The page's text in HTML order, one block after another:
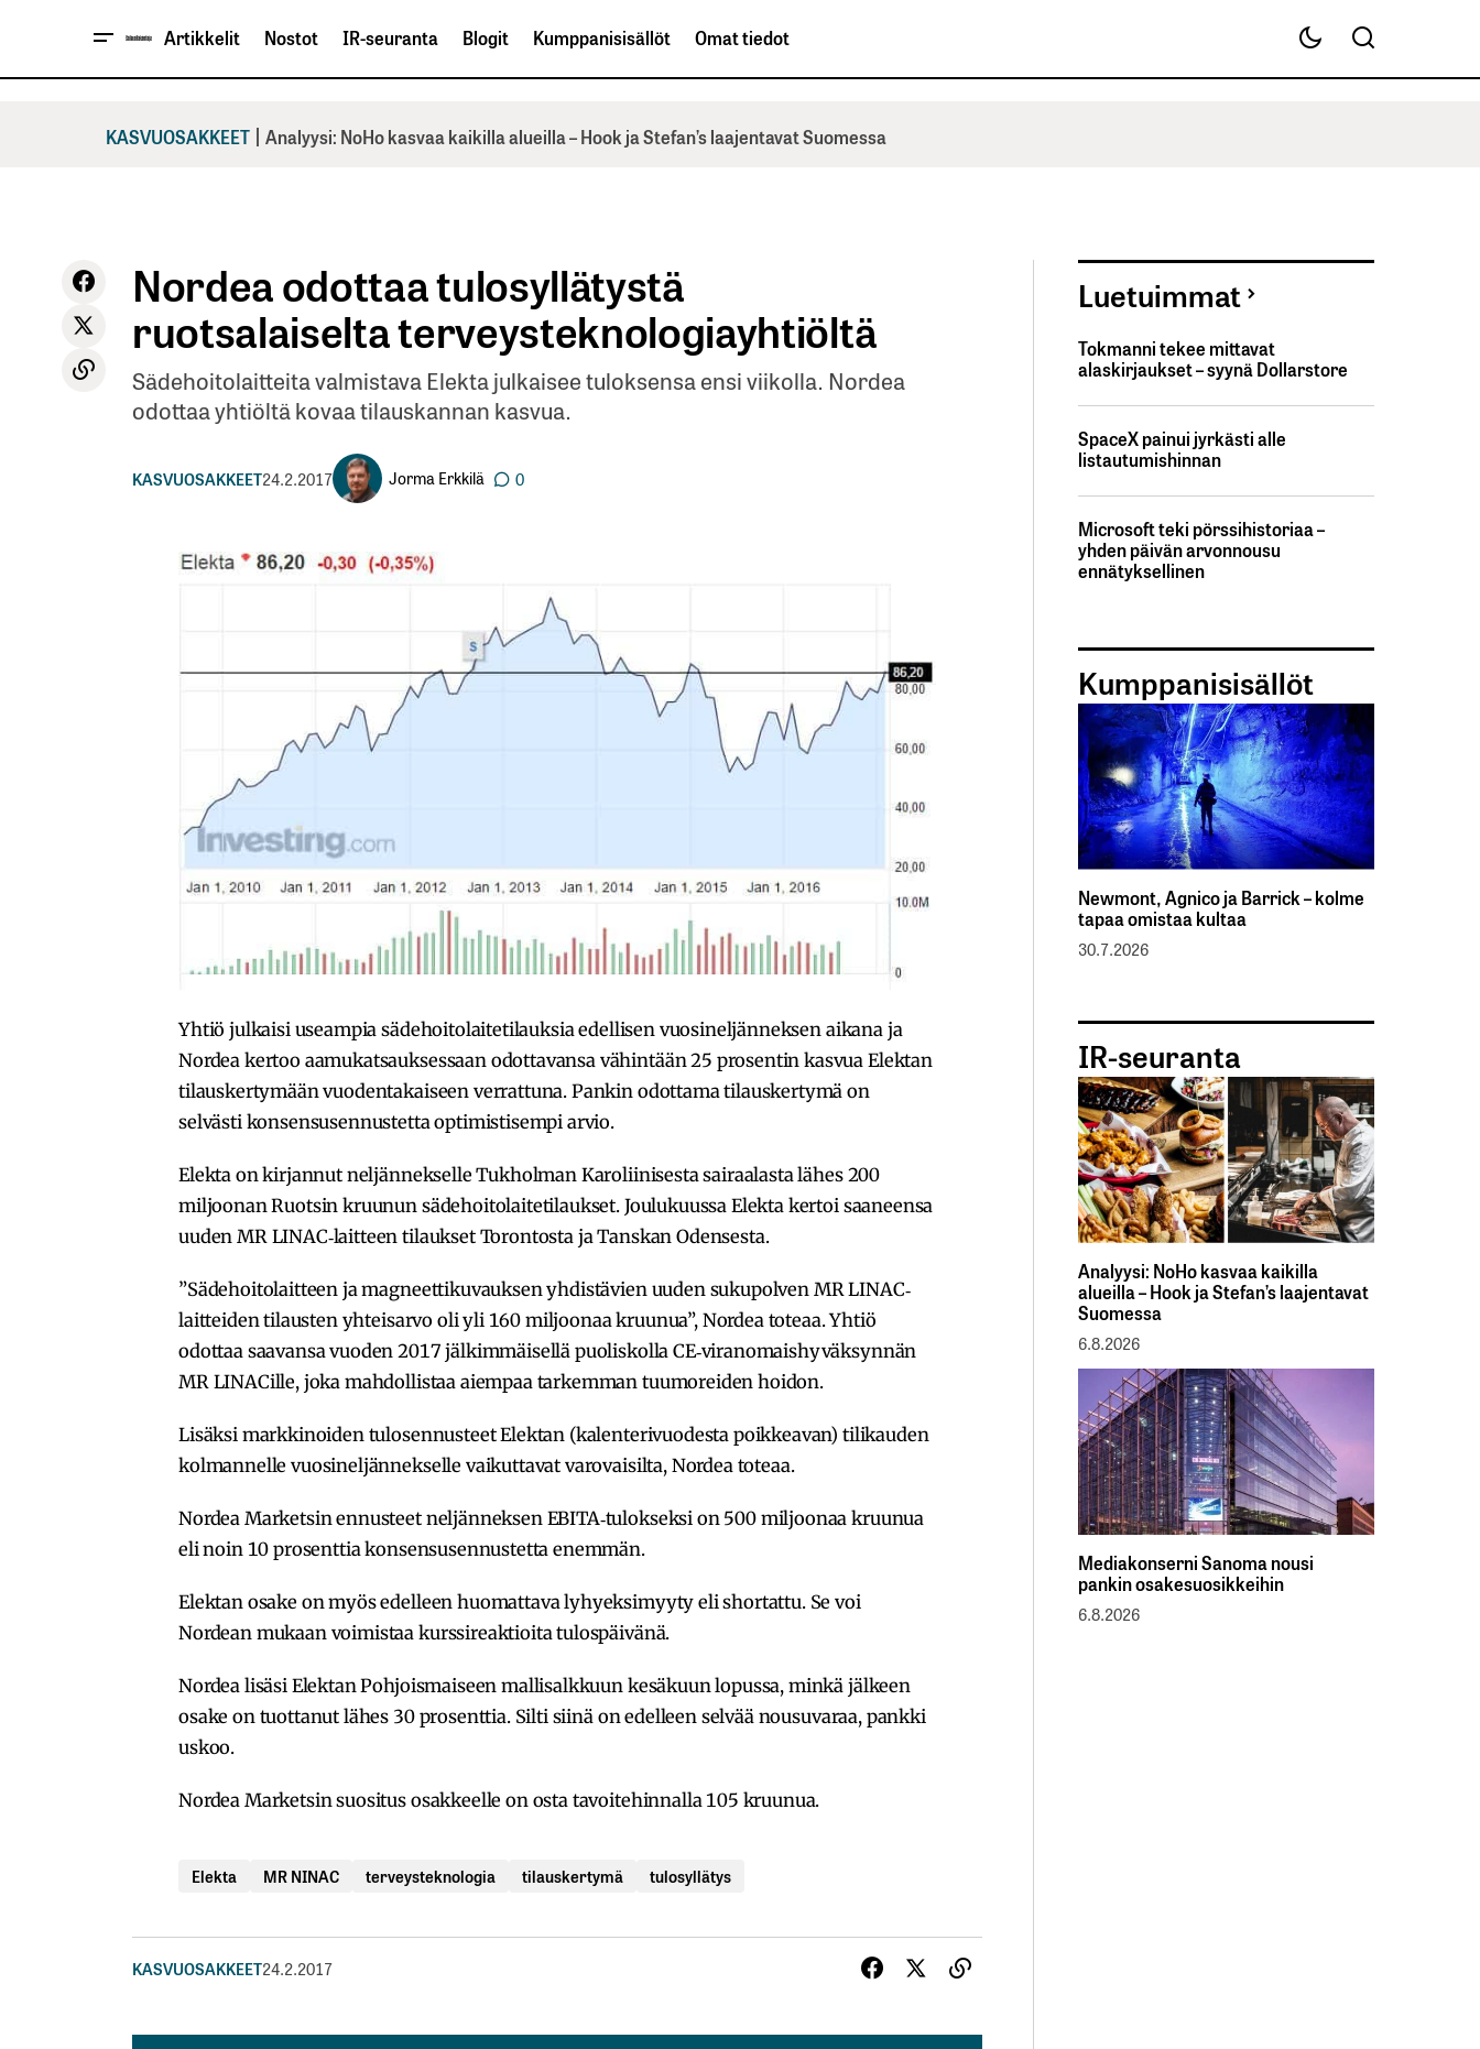
Artikkelit Nostot IR-seuranta Blogit Kumppanisisällöt Omat tiedot
KASVUOSAKKEET | Analyysi: NoHo kasvaa kaikilla alueilla – Hook ja Stefan’s laajentavat Suomessa
Nordea odottaa tulosyllätystä
ruotsalaiselta terveysteknologiayhtiöltä
Sädehoitolaitteita valmistava Elekta julkaisee tuloksensa ensi viikolla. Nordea
odottaa yhtiöltä kovaa tilauskannan kasvua.
KASVUOSAKKEET24.2.2017 Jorma Erkkilä 0
Yhtiö julkaisi useampia sädehoitolaitetilauksia edellisen vuosineljänneksen aikana ja
Nordea kertoo aamukatsauksessaan odottavansa vähintään 25 prosentin kasvua Elektan
tilauskertymään vuodentakaiseen verrattuna. Pankin odottama tilauskertymä on
selvästi konsensusennustetta optimistisempi arvio.
Elekta on kirjannut neljännekselle Tukholman Karoliinisesta sairaalasta lähes 200
miljoonan Ruotsin kruunun sädehoitolaitetilaukset. Joulukuussa Elekta kertoi saaneensa
uuden MR LINAC‐laitteen tilaukset Torontosta ja Tanskan Odensesta.
”Sädehoitolaitteen ja magneettikuvauksen yhdistävien uuden sukupolven MR LINAC‐
laitteiden tilausten yhteisarvo oli yli 160 miljoonaa kruunua”, Nordea toteaa. Yhtiö
odottaa saavansa vuoden 2017 jälkimmäisellä puoliskolla CE‐viranomaishyväksynnän
MR LINACille, joka mahdollistaa aiempaa tarkemman tuumoreiden hoidon.
Lisäksi markkinoiden tulosennusteet Elektan (kalenterivuodesta poikkeavan) tilikauden
kolmannelle vuosineljännekselle vaikuttavat varovaisilta, Nordea toteaa.
Nordea Marketsin ennusteet neljänneksen EBITA‐tulokseksi on 500 miljoonaa kruunua
eli noin 10 prosenttia konsensusennustetta enemmän.
Elektan osake on myös edelleen huomattava lyhyeksimyyty eli shortattu. Se voi
Nordean mukaan voimistaa kurssireaktioita tulospäivänä.
Nordea lisäsi Elektan Pohjoismaiseen mallisalkkuun kesäkuun lopussa, minkä jälkeen
osake on tuottanut lähes 30 prosenttia. Silti siinä on edelleen selvää nousuvaraa, pankki
uskoo.
Nordea Marketsin suositus osakkeelle on osta tavoitehinnalla 105 kruunua.
Elekta MR NINAC terveysteknologia tilauskertymä tulosyllätys
KASVUOSAKKEET24.2.2017
Luetuimmat
Tokmanni tekee mittavat
alaskirjaukset – syynä Dollarstore
SpaceX painui jyrkästi alle
listautumishinnan
Microsoft teki pörssihistoriaa –
yhden päivän arvonnousu
ennätyksellinen
Kumppanisisällöt
Newmont, Agnico ja Barrick – kolme
tapaa omistaa kultaa
30.7.2026
IR-seuranta
Analyysi: NoHo kasvaa kaikilla
alueilla – Hook ja Stefan’s laajentavat
Suomessa
6.8.2026
Mediakonserni Sanoma nousi
pankin osakesuosikkeihin
6.8.2026